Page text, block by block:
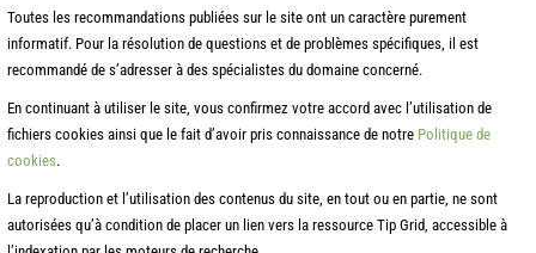
Toutes les recommandations publiées sur le site ont un caractère purement
informatif. Pour la résolution de questions et de problèmes spécifiques, il est
recommandé de s’adresser à des spécialistes du domaine concerné.
En continuant à utiliser le site, vous confirmez votre accord avec l’utilisation de
fichiers cookies ainsi que le fait d’avoir pris connaissance de notre Politique de
cookies.
La reproduction et l’utilisation des contenus du site, en tout ou en partie, ne sont
autorisées qu’à condition de placer un lien vers la ressource Tip Grid, accessible à